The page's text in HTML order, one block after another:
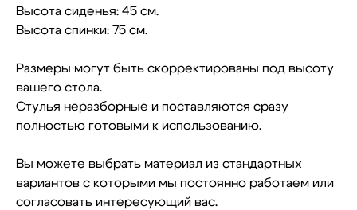
Высота сиденья: 45 см.
Высота спинки: 75 см.
Размеры могут быть скорректированы под высоту
вашего стола.
Стулья неразборные и поставляются сразу
полностью готовыми к использованию.
Вы можете выбрать материал из стандартных
вариантов с которыми мы постоянно работаем или
согласовать интересующий вас.